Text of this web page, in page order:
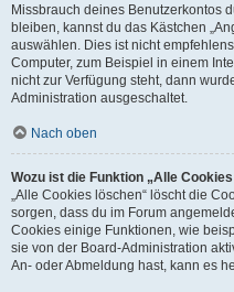
Missbrauch deines Benutzerkontos
bleiben, kannst du das Kästchen
auswählen. Dies ist nicht
Computer, zum Beispiel in einem
nicht zur Verfügung steht, dann
Administration ausgeschaltet.
Nach oben
Wozu ist die Funktion „Alle
„Alle Cookies löschen“ löscht die
sorgen, dass du im Forum
Cookies einige Funktionen, wie
sie von der Board-Administration
An- oder Abmeldung hast, kann es